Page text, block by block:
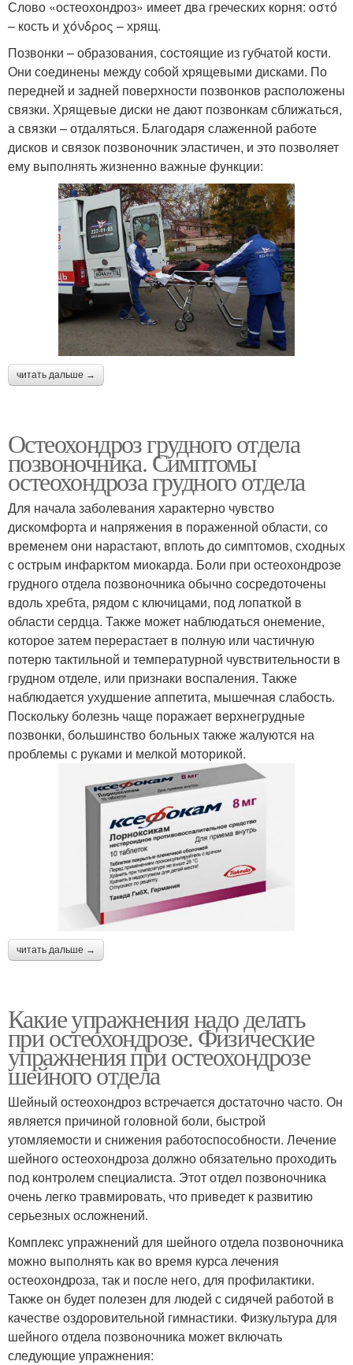
Слово «остеохондроз» имеет два греческих корня: οστό
– кость и χόνδρος – хрящ.
Позвонки – образования, состоящие из губчатой кости.
Они соединены между собой хрящевыми дисками. По
передней и задней поверхности позвонков расположены
связки. Хрящевые диски не дают позвонкам сближаться,
а связки – отдаляться. Благодаря слаженной работе
дисков и связок позвоночник эластичен, и это позволяет
ему выполнять жизненно важные функции:
читать дальше →
Остеохондроз грудного отдела
позвоночника. Симптомы
остеохондроза грудного отдела
Для начала заболевания характерно чувство
дискомфорта и напряжения в пораженной области, со
временем они нарастают, вплоть до симптомов, сходных
с острым инфарктом миокарда. Боли при остеохондрозе
грудного отдела позвоночника обычно сосредоточены
вдоль хребта, рядом с ключицами, под лопаткой в
области сердца. Также может наблюдаться онемение,
которое затем перерастает в полную или частичную
потерю тактильной и температурной чувствительности в
грудном отделе, или признаки воспаления. Также
наблюдается ухудшение аппетита, мышечная слабость.
Поскольку болезнь чаще поражает верхнегрудные
позвонки, большинство больных также жалуются на
проблемы с руками и мелкой моторикой.
читать дальше →
Какие упражнения надо делать
при остеохондрозе. Физические
упражнения при остеохондрозе
шейного отдела
Шейный остеохондроз встречается достаточно часто. Он
является причиной головной боли, быстрой
утомляемости и снижения работоспособности. Лечение
шейного остеохондроза должно обязательно проходить
под контролем специалиста. Этот отдел позвоночника
очень легко травмировать, что приведет к развитию
серьезных осложнений.
Комплекс упражнений для шейного отдела позвоночника
можно выполнять как во время курса лечения
остеохондроза, так и после него, для профилактики.
Также он будет полезен для людей с сидячей работой в
качестве оздоровительной гимнастики. Физкультура для
шейного отдела позвоночника может включать
следующие упражнения: